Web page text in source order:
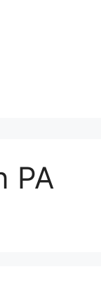
PA